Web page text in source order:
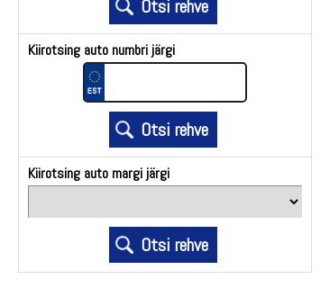
Kiirotsing auto numbri järgi
Kiirotsing auto margi järgi